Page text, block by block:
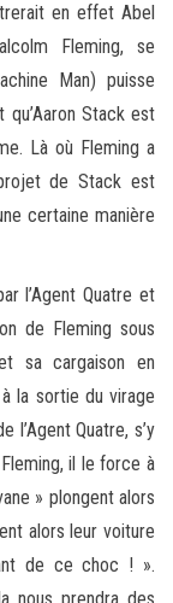
en effet Abel
Fleming, se
Man) puisse
Stack est
Là où Fleming a
de Stack est
certaine manière
l’Agent Quatre et
de Fleming sous
sa cargaison en
la sortie du virage
l’Agent Quatre, s’y
il le force à
» plongent alors
alors leur voiture
de ce choc ! ».